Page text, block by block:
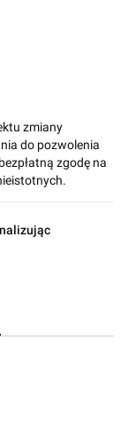
zmiany
do pozwolenia
zgodę na